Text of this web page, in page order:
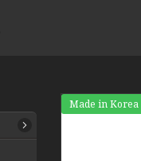
Made in Korea